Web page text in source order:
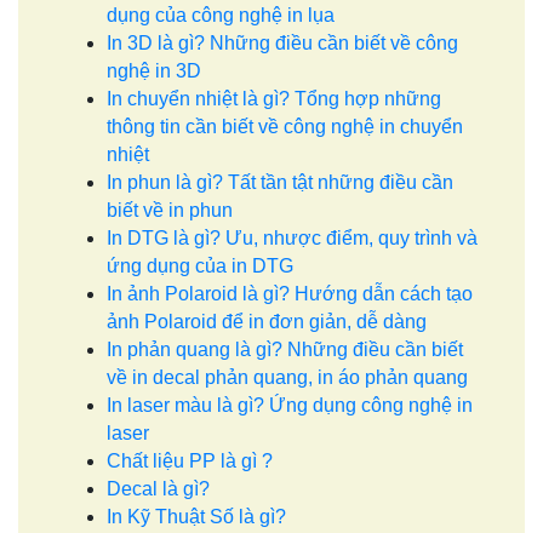
dụng của công nghệ in lụa
In 3D là gì? Những điều cần biết về công
nghệ in 3D
In chuyển nhiệt là gì? Tổng hợp những
thông tin cần biết về công nghệ in chuyển
nhiệt
In phun là gì? Tất tần tật những điều cần
biết về in phun
In DTG là gì? Ưu, nhược điểm, quy trình và
ứng dụng của in DTG
In ảnh Polaroid là gì? Hướng dẫn cách tạo
ảnh Polaroid để in đơn giản, dễ dàng
In phản quang là gì? Những điều cần biết
về in decal phản quang, in áo phản quang
In laser màu là gì? Ứng dụng công nghệ in
laser
Chất liệu PP là gì ?
Decal là gì?
In Kỹ Thuật Số là gì?